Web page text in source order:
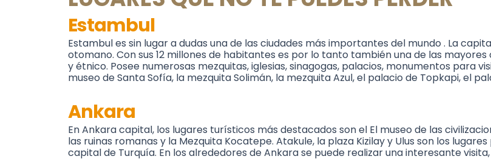
Estambul
Estambul es sin lugar a dudas una de las ciudades más importantes del mundo . La
otomano. Con sus 12 millones de habitantes es por lo tanto también una de las
y étnico. Posee numerosas mezquitas, iglesias, sinagogas, palacios, monumentos para
museo de Santa Sofía, la mezquita Solimán, la mezquita Azul, el palacio de Topkapi, el
Ankara
En Ankara capital, los lugares turísticos más destacados son el El museo de las
las ruinas romanas y la Mezquita Kocatepe. Atakule, la plaza Kizilay y Ulus son los
capital de Turquía. En los alrededores de Ankara se puede realizar una interesante